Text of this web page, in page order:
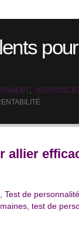
allier
,Test de personnalité
,test de